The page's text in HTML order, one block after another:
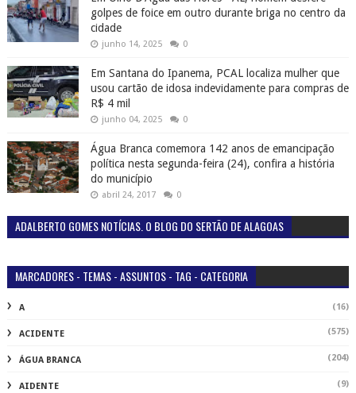
golpes de foice em outro durante briga no centro da
cidade
junho 14, 2025 0
Em Santana do Ipanema, PCAL localiza mulher que
usou cartão de idosa indevidamente para compras de
R$ 4 mil
junho 04, 2025 0
Água Branca comemora 142 anos de emancipação
política nesta segunda-feira (24), confira a história
do município
abril 24, 2017 0
ADALBERTO GOMES NOTÍCIAS. O BLOG DO SERTÃO DE ALAGOAS
MARCADORES - TEMAS - ASSUNTOS - TAG - CATEGORIA
A (16)
ACIDENTE (575)
ÁGUA BRANCA (204)
AIDENTE (9)